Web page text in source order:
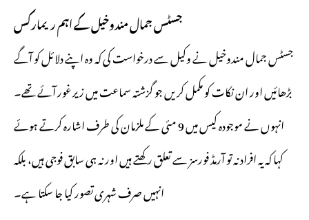
جسٹس جمال مندوخیل کے اہم ریمارکس
جسٹس جمال مندوخیل نے وکیل سے درخواست کی کہ وہ اپنے دلائل کو آگے
بڑھائیں اور ان نکات کو مکمل کریں جو گزشتہ سماعت میں زیر غور آئے تھے۔
انہوں نے موجودہ کیس میں 9 مئی کے ملزمان کی طرف اشارہ کرتے ہوئے
کہا کہ یہ افراد نہ تو آرمڈ فورسز سے تعلق رکھتے ہیں اور نہ ہی سابق فوجی ہیں، بلکہ
انہیں صرف شہری تصور کیا جا سکتا ہے۔